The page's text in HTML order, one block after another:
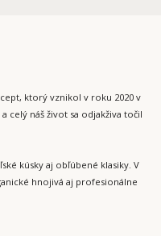
ktorý vznikol v roku 2020 v
celý náš život sa odjakživa točil
kúsky aj obľúbené klasiky. V
hnojivá aj profesionálne